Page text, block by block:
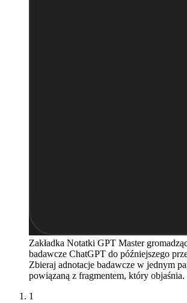
Zakładka Notatki GPT Master
badawcze ChatGPT do późniejszego
Zbieraj adnotacje badawcze w jednym
powiązaną z fragmentem, który objaśnia.
1